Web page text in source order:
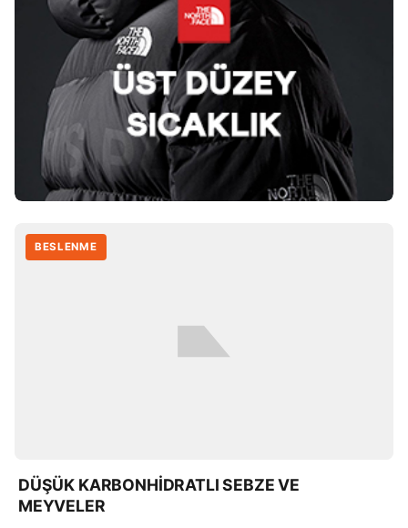
BESLENME
DÜŞÜK KARBONHİDRATLI SEBZE VE
MEYVELER